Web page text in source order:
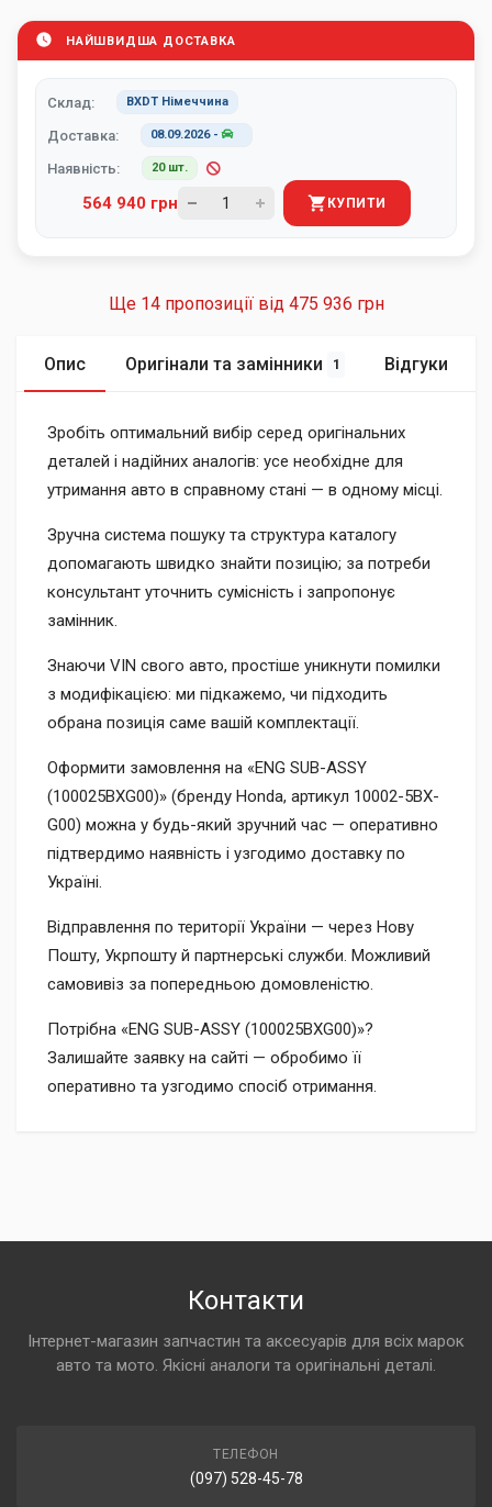
НАЙШВИДША ДОСТАВКА
Склад: BXDT Німеччина
Доставка: 08.09.2026-
Наявність: 20 шт.
564 940 грн КУПИТИ
Ще 14 пропозиції від 475 936 грн
Опис Оригінали та замінники 1 Відгуки
Зробіть оптимальний вибір серед оригінальних
деталей і надійних аналогів: усе необхідне для
утримання авто в справному стані — в одному місці.
Зручна система пошуку та структура каталогу
допомагають швидко знайти позицію; за потреби
консультант уточнить сумісність і запропонує
замінник.
Знаючи VIN свого авто, простіше уникнути помилки
з модифікацією: ми підкажемо, чи підходить
обрана позиція саме вашій комплектації.
Оформити замовлення на «ENG SUB-ASSY
(100025BXG00)» (бренду Honda, артикул 10002-5BX-
G00) можна у будь-який зручний час — оперативно
підтвердимо наявність і узгодимо доставку по
Україні.
Відправлення по території України — через Нову
Пошту, Укрпошту й партнерські служби. Можливий
самовивіз за попередньою домовленістю.
Потрібна «ENG SUB-ASSY (100025BXG00)»?
Залишайте заявку на сайті — обробимо її
оперативно та узгодимо спосіб отримання.
Контакти
Інтернет-магазин запчастин та аксесуарів для всіх марок
авто та мото. Якісні аналоги та оригінальні деталі.
ТЕЛЕФОН
(097) 528-45-78